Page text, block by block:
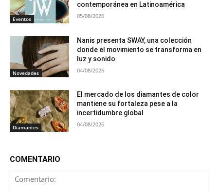
Eventos
contemporánea en Latinoamérica
05/08/2026
Novedades
Nanis presenta SWAY, una colección
donde el movimiento se transforma en
luz y sonido
04/08/2026
Diamantes
El mercado de los diamantes de color
mantiene su fortaleza pese a la
incertidumbre global
04/08/2026
COMENTARIO